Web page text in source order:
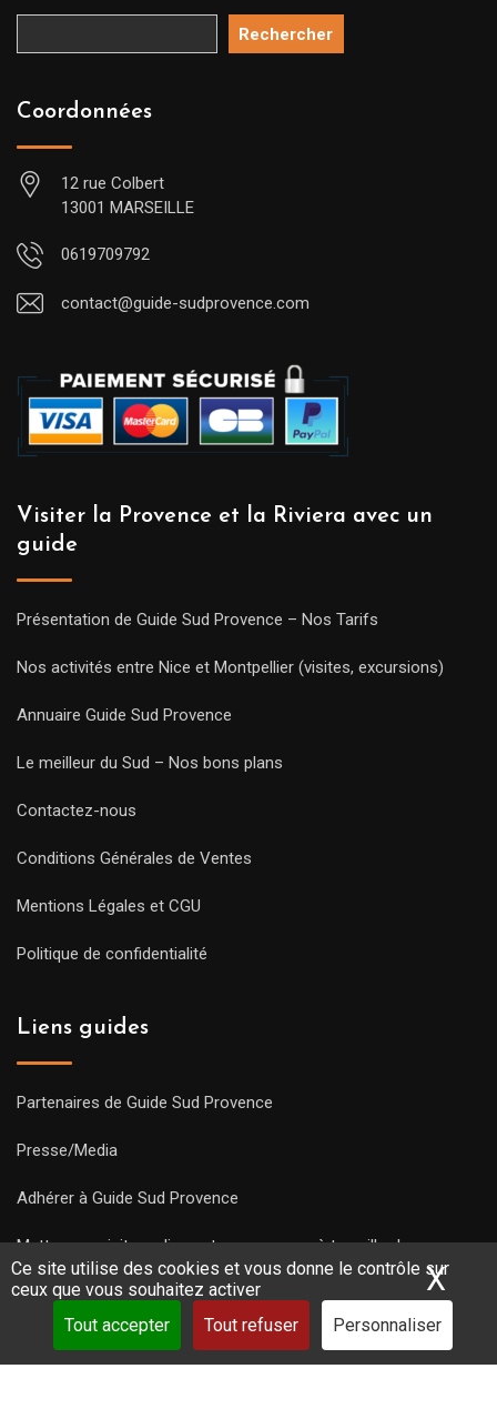
Ce site utilise des cookies et vous donne le contrôle sur
ceux que vous souhaitez activer
Tout accepter
Tout refuser Personnaliser
X
Rechercher
Coordonnées
12 rue Colbert
13001 MARSEILLE
0619709792
contact@guide-sudprovence.com
Visiter la Provence et la Riviera avec un
guide
Présentation de Guide Sud Provence – Nos Tarifs
Nos activités entre Nice et Montpellier (visites, excursions)
Annuaire Guide Sud Provence
Le meilleur du Sud – Nos bons plans
Contactez-nous
Conditions Générales de Ventes
Mentions Légales et CGU
Politique de confidentialité
Liens guides
Partenaires de Guide Sud Provence
Presse/Media
Adhérer à Guide Sud Provence
Mettre une visite en ligne et commencez à travailler !